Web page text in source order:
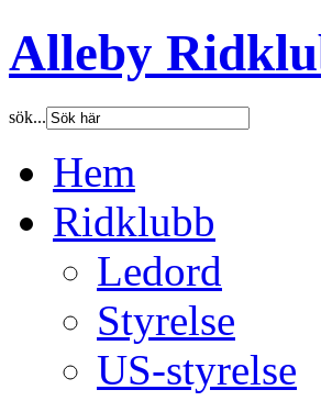
Alleby
sök...
Hem
Ridklubb
Ledord
Styrelse
US-styrelse